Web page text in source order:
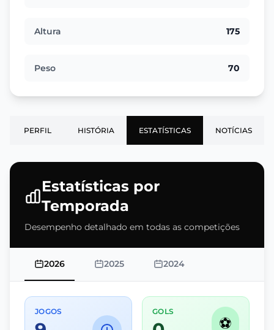
Altura 175
Peso 70
PERFIL HISTÓRIA ESTATÍSTICAS NOTÍCIAS
Estatísticas por
Temporada
Desempenho detalhado em todas as competições
2026 2025 2024
JOGOS GOLS
⚽